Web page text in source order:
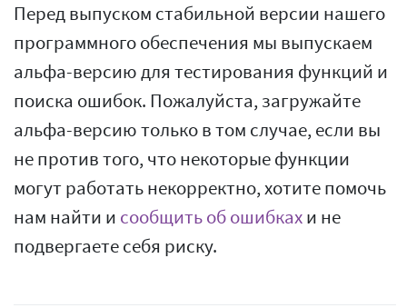
Перед выпуском стабильной версии нашего
программного обеспечения мы выпускаем
альфа-версию для тестирования функций и
поиска ошибок. Пожалуйста, загружайте
альфа-версию только в том случае, если вы
не против того, что некоторые функции
могут работать некорректно, хотите помочь
нам найти и сообщить об ошибкахи не
подвергаете себя риску.